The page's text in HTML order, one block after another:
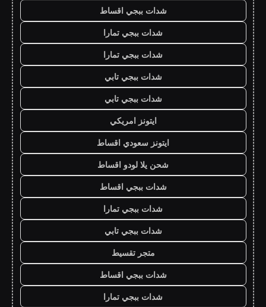
شدات ببجي اقساط
شدات ببجي تمارا
شدات ببجي تمارا
شدات ببجي تابي
شدات ببجي تابي
ايتونز امريكي
ايتونز سعودي اقساط
شحن يلا لودو اقساط
شدات ببجي اقساط
شدات ببجي تمارا
شدات ببجي تابي
متجر تقسيط
شدات ببجي اقساط
شدات ببجي تمارا